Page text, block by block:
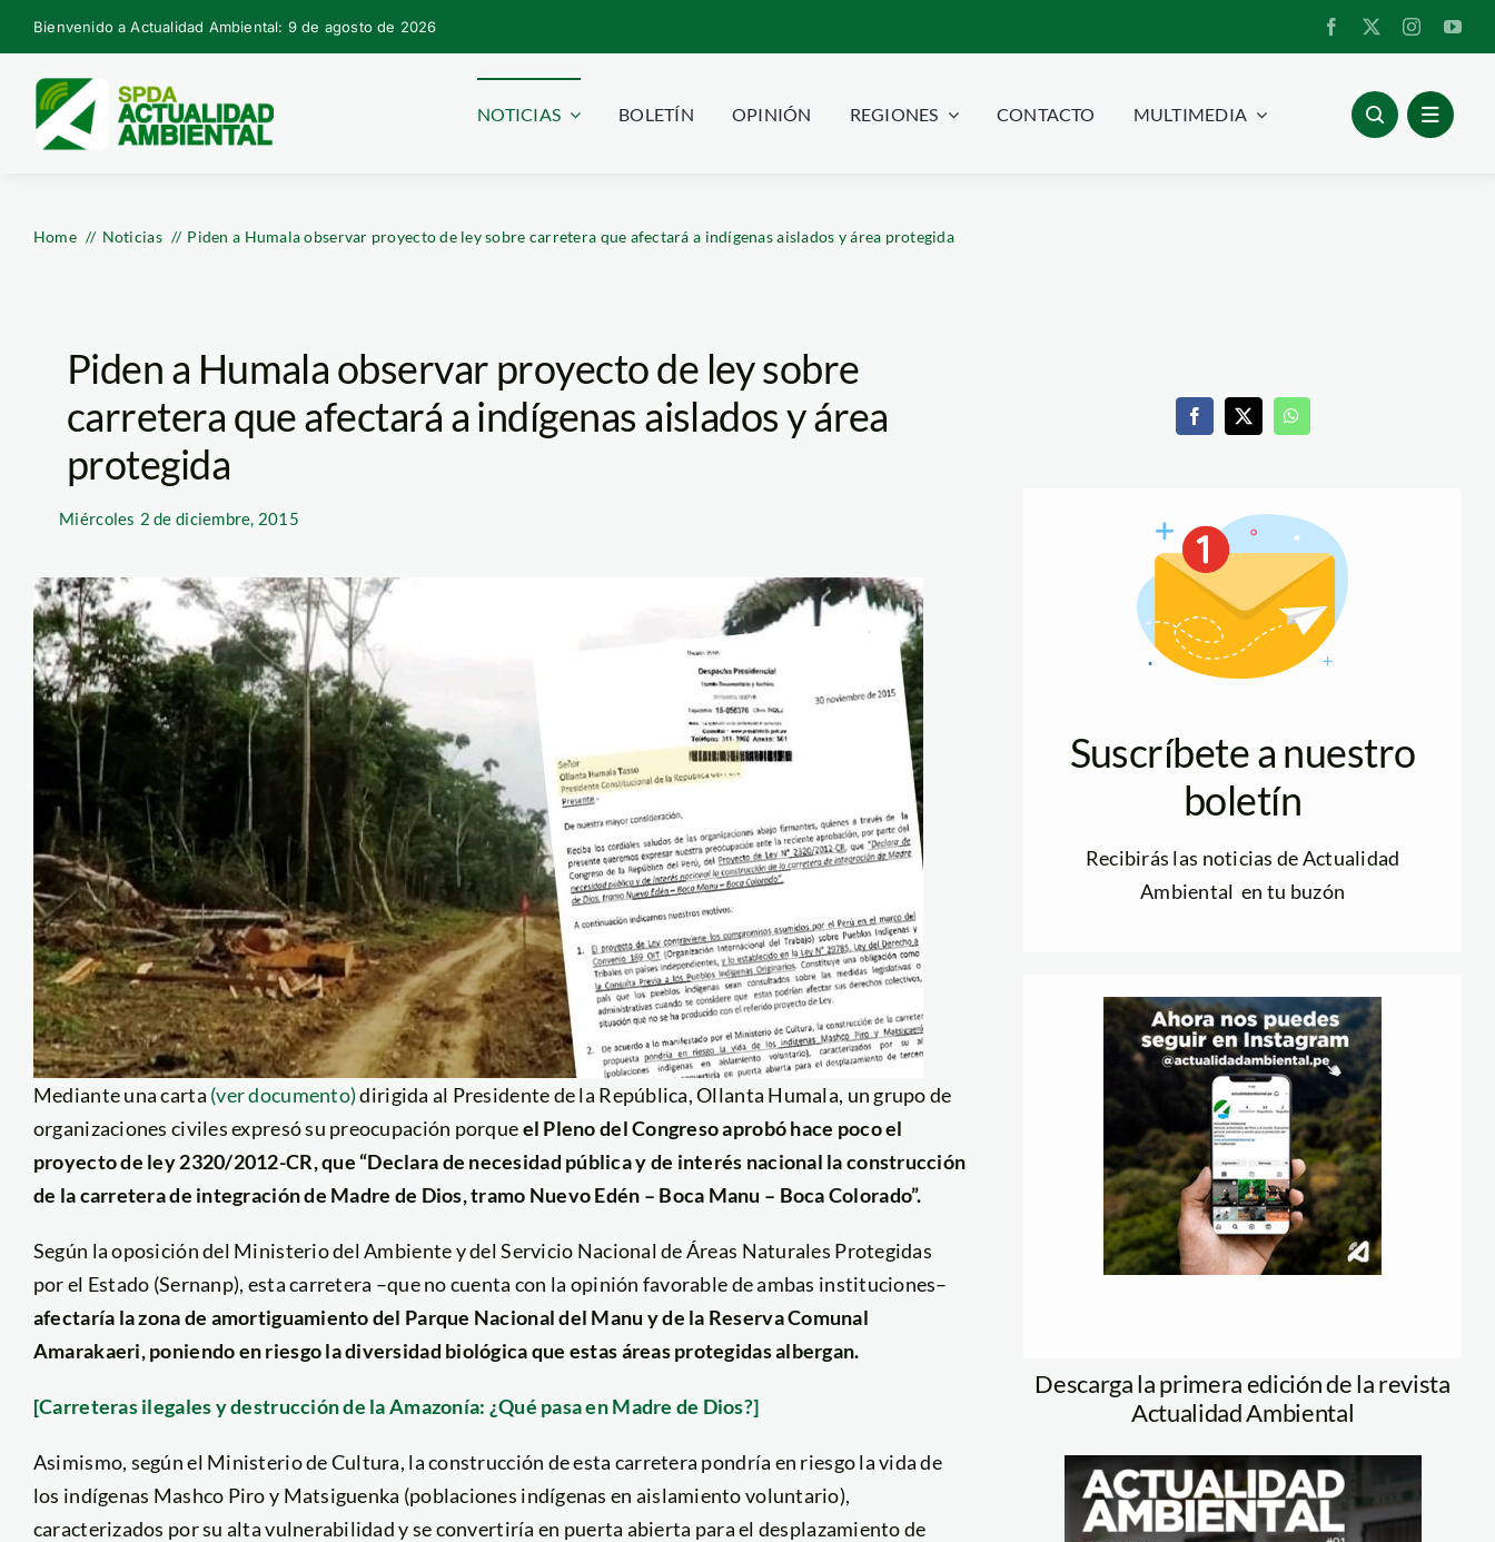
Skip
to
content
Bienvenido a Actualidad Ambiental: 9 de agosto de 2026
NOTICIAS BOLETÍN OPINIÓN REGIONES CONTACTO MULTIMEDIA
Home Noticias Piden a Humala observar proyecto de ley sobre carretera que afectará a indígenas aislados y área protegida
Piden a Humala observar proyecto de ley sobre
carretera que afectará a indígenas aislados y área
protegida
Miércoles 2 de diciembre, 2015
Mediante una carta (ver documento)dirigida al Presidente de la República, Ollanta Humala, un grupo de
organizaciones civiles expresó su preocupación porqueel Pleno del Congreso aprobó hace poco el
proyecto de ley 2320/2012-CR, que “Declara de necesidad pública y de interés nacional la construcción
de la carretera de integración de Madre de Dios, tramo Nuevo Edén – Boca Manu – Boca Colorado”.
Según la oposición del Ministerio del Ambiente y del Servicio Nacional de Áreas Naturales Protegidas
por el Estado (Sernanp), esta carretera –que no cuenta con la opinión favorable de ambas instituciones–
afectaría la zona de amortiguamiento del Parque Nacional del Manu y de la Reserva Comunal
Amarakaeri, poniendo en riesgo la diversidad biológica que estas áreas protegidas albergan.
[Carreteras ilegales y destrucción de la Amazonía: ¿Qué pasa en Madre de Dios?]
Asimismo, según el Ministerio de Cultura, la construcción de esta carretera pondría en riesgo la vida de
los indígenas Mashco Piro y Matsiguenka (poblaciones indígenas en aislamiento voluntario),
caracterizados por su alta vulnerabilidad y se convertiría en puerta abierta para el desplazamiento de
Suscríbete a nuestro
boletín
Recibirás las noticias de Actualidad
Ambiental en tu buzón
Descarga la primera edición de la revista
Actualidad Ambiental